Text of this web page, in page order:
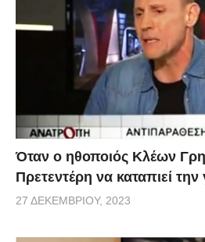
Όταν ο ηθοποιός Κλέων
Πρετεντέρη να καταπιεί
27 ΔΕΚΕΜΒΡΊΟΥ, 2023